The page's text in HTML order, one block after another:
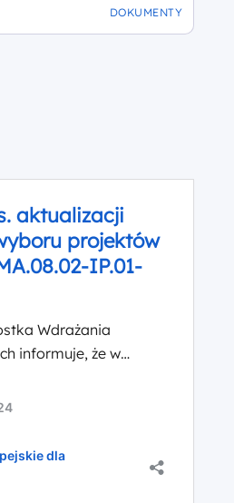
DOKUMENTY
aktualizacji
projektów
IP.01-
Wdrażania
informuje, że w
IP.01-
dla Priorytetu VIII
usług społecznych i
Działania 8.2
dla